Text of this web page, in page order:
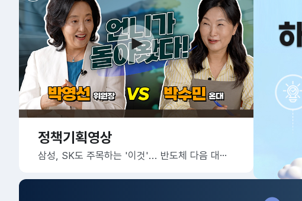
정책기획영상
삼성, SK도 주목하는 '이것'... 반도체 다음 대한민국의 미래 먹거리는?